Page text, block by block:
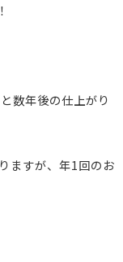
数年後の仕上がり
ますが、年1回のお